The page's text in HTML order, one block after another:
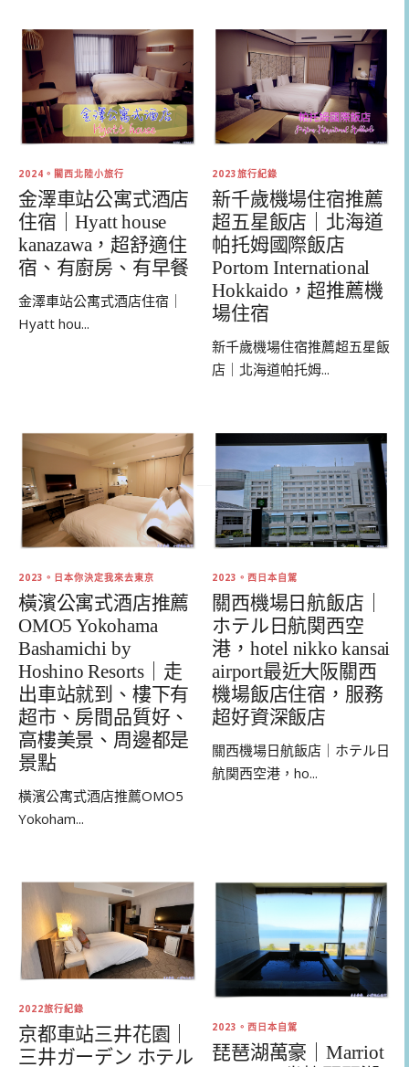
2024。關西北陸小旅行
金澤車站公寓式酒店
住宿｜Hyatt house
kanazawa，超舒適住
宿、有廚房、有早餐
金澤車站公寓式酒店住宿｜
Hyatt hou...
2023旅行紀錄
新千歲機場住宿推薦
超五星飯店｜北海道
帕托姆國際飯店
Portom International
Hokkaido，超推薦機
場住宿
新千歲機場住宿推薦超五星飯
店｜北海道帕托姆...
2023。日本你決定我來去東京
橫濱公寓式酒店推薦
OMO5 Yokohama
Bashamichi by
Hoshino Resorts｜走
出車站就到、樓下有
超市、房間品質好、
高樓美景、周邊都是
景點
橫濱公寓式酒店推薦OMO5
Yokoham...
2023。西日本自駕
關西機場日航飯店｜
ホテル日航関西空
港，hotel nikko kansai
airport最近大阪關西
機場飯店住宿，服務
超好資深飯店
關西機場日航飯店｜ホテル日
航関西空港，ho...
2022旅行紀錄
京都車站三井花園｜
三井ガーデン ホテル
2023。西日本自駕
琵琶湖萬豪｜Marriot